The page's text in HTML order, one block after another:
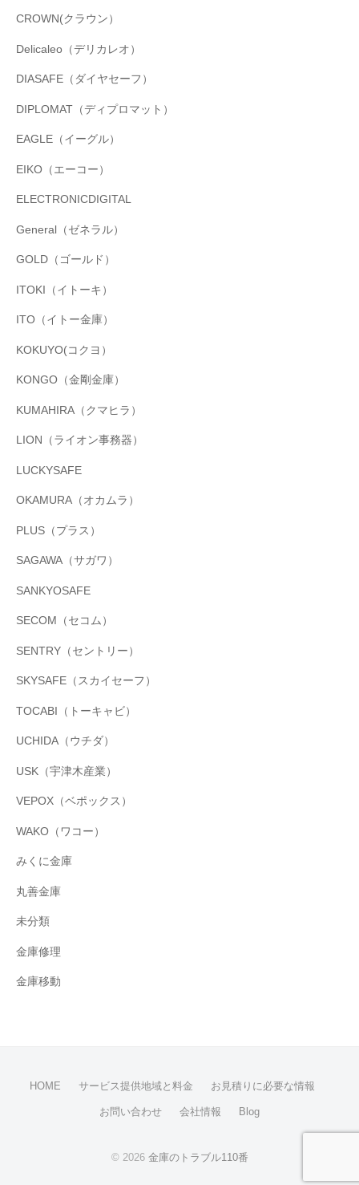
CROWN(クラウン）
Delicaleo（デリカレオ）
DIASAFE（ダイヤセーフ）
DIPLOMAT（ディプロマット）
EAGLE（イーグル）
EIKO（エーコー）
ELECTRONICDIGITAL
General（ゼネラル）
GOLD（ゴールド）
ITOKI（イトーキ）
ITO（イトー金庫）
KOKUYO(コクヨ）
KONGO（金剛金庫）
KUMAHIRA（クマヒラ）
LION（ライオン事務器）
LUCKYSAFE
OKAMURA（オカムラ）
PLUS（プラス）
SAGAWA（サガワ）
SANKYOSAFE
SECOM（セコム）
SENTRY（セントリー）
SKYSAFE（スカイセーフ）
TOCABI（トーキャビ）
UCHIDA（ウチダ）
USK（宇津木産業）
VEPOX（ベポックス）
WAKO（ワコー）
みくに金庫
丸善金庫
未分類
金庫修理
金庫移動
HOME サービス提供地域と料金 お見積りに必要な情報
お問い合わせ 会社情報 Blog
© 2026 金庫のトラブル110番